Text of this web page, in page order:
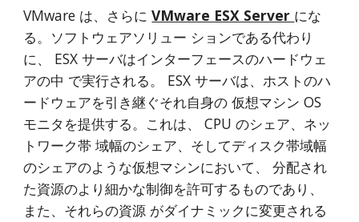
VMware は、さらに VMware ESX Server にな
る。ソフトウェアソリュー ションである代わり
に、 ESX サーバはインターフェースのハードウェ
アの中 で実行される。 ESX サーバは、ホストのハ
ードウェアを引き継ぐそれ自身の 仮想マシン OS
モニタを提供する。これは、 CPU のシェア、ネッ
トワーク帯 域幅のシェア、そしてディスク帯域幅
のシェアのような仮想マシンにおいて、 分配され
た資源のより細かな制御を許可するものであり、
また、それらの資源 がダイナミックに変更される